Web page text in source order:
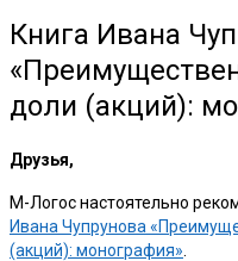
Книга Ивана
доли (акций):
Друзья,
М-Логос настоятельно
Ивана Чупрунова
(акций): монография»